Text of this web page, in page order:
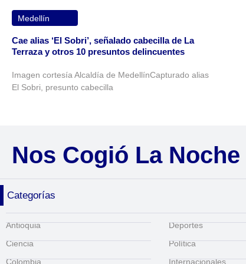
Medellín
Cae alias ‘El Sobri’, señalado cabecilla de La
Terraza y otros 10 presuntos delincuentes
Imagen cortesía Alcaldía de MedellínCapturado alias
El Sobri, presunto cabecilla
Nos Cogió La Noche
Categorías
Antioquia
Ciencia
Colombia
Deportes
Política
Internacionales